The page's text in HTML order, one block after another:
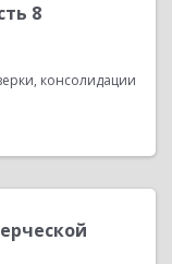
8
консолидации